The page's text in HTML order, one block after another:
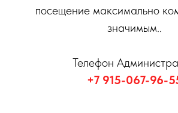
посещение максимально
значимым..
Телефон
+7 915-067-96-